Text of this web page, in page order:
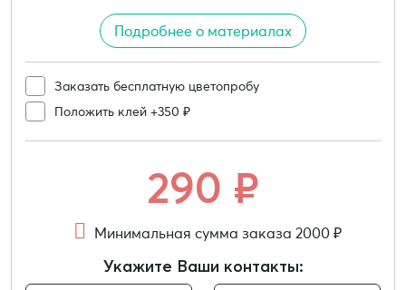
Подробнее о материалах
Заказать бесплатную цветопробу
Положить клей +350 ₽
290 ₽
Минимальная сумма заказа 2000 ₽
Укажите Ваши контакты: